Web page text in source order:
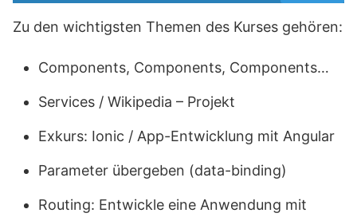
Zu den wichtigsten Themen des Kurses gehören:
Components, Components, Components…
Services / Wikipedia – Projekt
Exkurs: Ionic / App-Entwicklung mit Angular
Parameter übergeben (data-binding)
Routing: Entwickle eine Anwendung mit